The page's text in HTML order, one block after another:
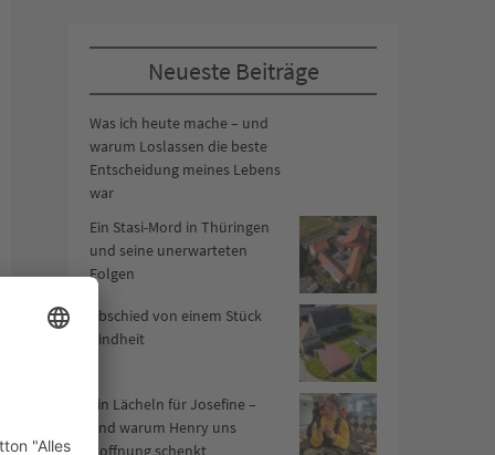
Neueste Beiträge
Was ich heute mache – und
warum Loslassen die beste
Entscheidung meines Lebens
war
Ein Stasi-Mord in Thüringen
und seine unerwarteten
Folgen
Abschied von einem Stück
Kindheit
Ein Lächeln für Josefine –
und warum Henry uns
Hoffnung schenkt